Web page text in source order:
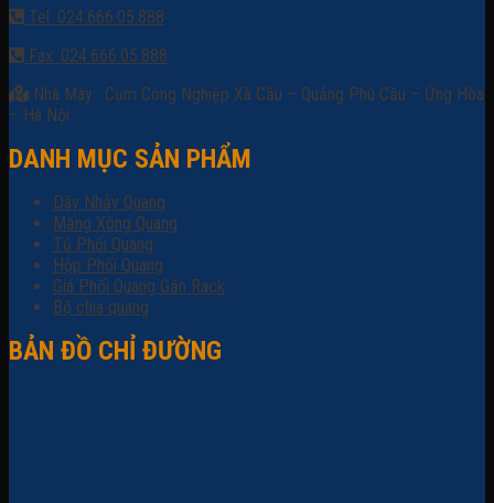
Tel: 024.666.05.888
Fax: 024.666.05.888
Nhà Máy: Cụm Công Nghiệp Xà Cầu – Quảng Phú Cầu – Ứng Hòa
– Hà Nội
DANH MỤC SẢN PHẨM
Dây Nhảy Quang
Măng Xông Quang
Tủ Phối Quang
Hộp Phối Quang
Giá Phối Quang Gắn Rack
Bộ chia quang
BẢN ĐỒ CHỈ ĐƯỜNG